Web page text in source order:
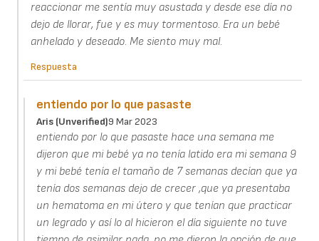
reaccionar me sentía muy asustada y desde ese día no
dejo de llorar, fue y es muy tormentoso. Era un bebé
anhelado y deseado. Me siento muy mal.
Respuesta
entiendo por lo que pasaste
Aris (unverified)9 Mar 2023
entiendo por lo que pasaste hace una semana me
dijeron que mi bebé ya no tenía latido era mi semana 9
y mi bebé tenía el tamaño de 7 semanas decían que ya
tenía dos semanas dejo de crecer ,que ya presentaba
un hematoma en mi útero y que tenían que practicar
un legrado y así lo al hicieron el día siguiente no tuve